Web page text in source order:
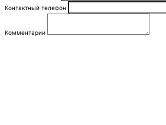
Контактный телефон
Комментарии